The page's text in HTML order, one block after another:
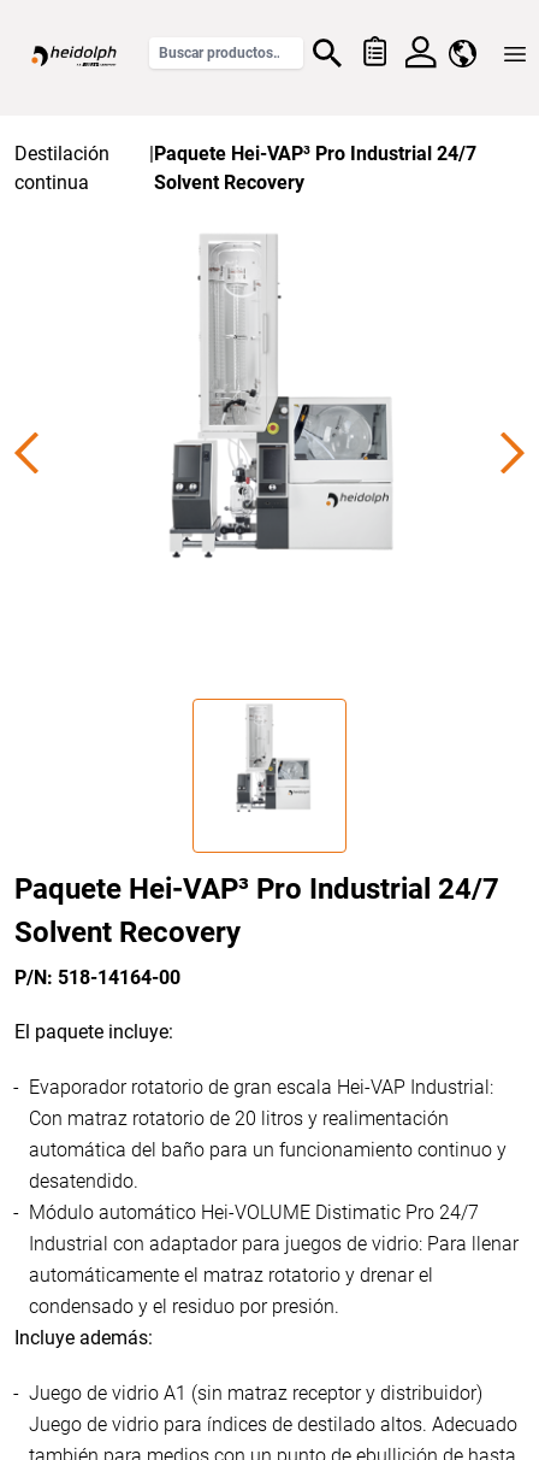
Destilación
continua
|Paquete Hei-VAP³ Pro Industrial 24/7
Solvent Recovery
Paquete Hei-VAP³ Pro Industrial 24/7
Solvent Recovery
P/N: 518-14164-00
El paquete incluye:
Evaporador rotatorio de gran escala Hei-VAP Industrial:
Con matraz rotatorio de 20 litros y realimentación
automática del baño para un funcionamiento continuo y
desatendido.
Módulo automático Hei-VOLUME Distimatic Pro 24/7
Industrial con adaptador para juegos de vidrio: Para llenar
automáticamente el matraz rotatorio y drenar el
condensado y el residuo por presión.
Incluye además:
Juego de vidrio A1 (sin matraz receptor y distribuidor)
Juego de vidrio para índices de destilado altos. Adecuado